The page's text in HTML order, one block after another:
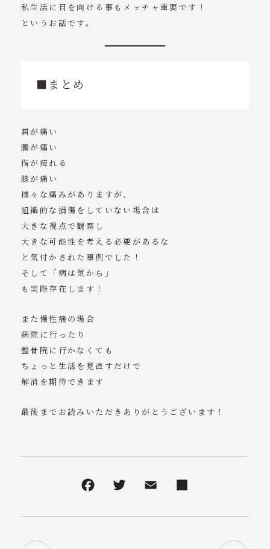
私生活に目を向ける事もメッチャ重要です！
というお話です。
■まとめ
肩が痛い
腰が痛い
指が痺れる
膝が痛い
様々な痛みがありますが、
組織的な損傷をしていない場合は
大きな視点で観察し
大きな可能性を考える必要があるな
と気付かされた事例でした！
そして「病は気から」
も実際存在します！
また慢性痛の場合
病院に行ったり
整骨院に行かなくても
ちょっと生活を見直すだけで
解消を期待できます
最後までお読みいただきありがとうございます！